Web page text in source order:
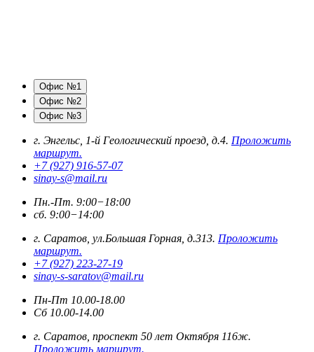
Офис №1
Офис №2
Офис №3
г. Энгельс, 1-й Геологический проезд, д.4. Проложить
маршрут.
+7 (927) 916-57-07
sinay-s@mail.ru
Пн.-Пт. 9:00−18:00
сб. 9:00−14:00
г. Саратов, ул.Большая Горная, д.313. Проложить
маршрут.
+7 (927) 223-27-19
sinay-s-saratov@mail.ru
Пн-Пт 10.00-18.00
Сб 10.00-14.00
г. Саратов, проспект 50 лет Октября 116ж.
Проложить маршрут.